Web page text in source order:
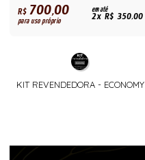
R$700,00
para uso próprio
em até
2x R$ 350,00
KIT REVENDEDORA - ECONOMY